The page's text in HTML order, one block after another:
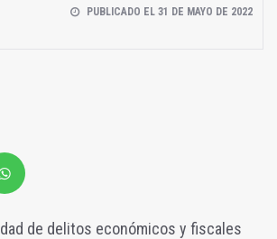
PUBLICADO EL 31 DE MAYO DE 2022
de delitos económicos y fiscales